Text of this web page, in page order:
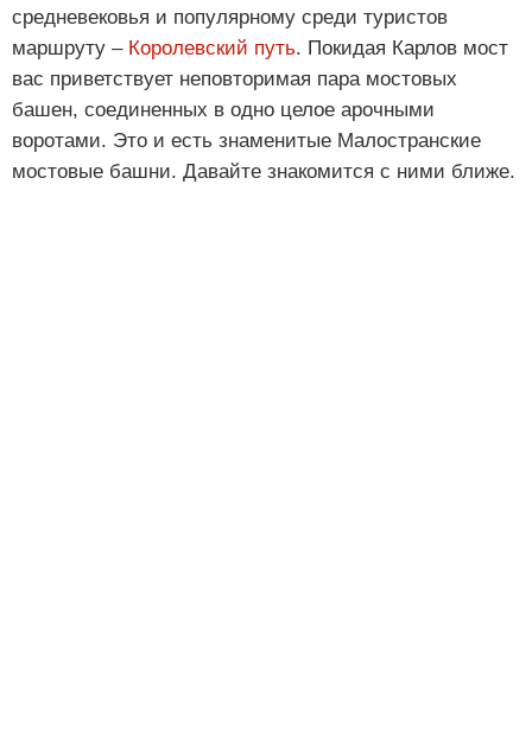
средневековья и популярному среди туристов
маршруту – Королевский путь. Покидая Карлов мост
вас приветствует неповторимая пара мостовых
башен, соединенных в одно целое арочными
воротами. Это и есть знаменитые Малостранские
мостовые башни. Давайте знакомится с ними ближе.